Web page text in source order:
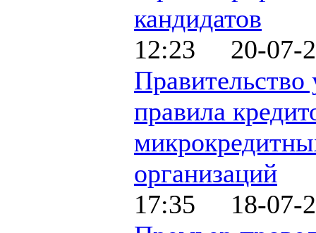
кандидатов
12:23 20-07-
Правительство
правила
организаций
17:35 18-07-